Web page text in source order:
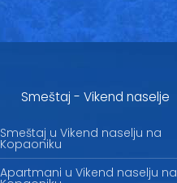
Smeštaj - Vikend naselje
Smeštaj u Vikend naselju na
Kopaoniku
Apartmani u Vikend naselju na